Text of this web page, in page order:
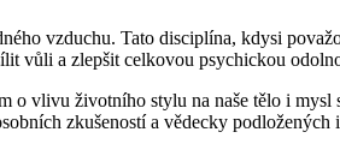
vzduchu. Tato disciplína, kdysi
vůli a zlepšit celkovou psychickou
o vlivu životního stylu na naše tělo i
zkušeností a vědecky